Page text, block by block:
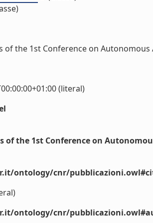
of the 1st Conference on Autonomous
(literal)
of the 1st Conference on
ontology/cnr/
ontology/cnr/